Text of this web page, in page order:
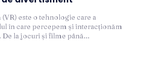
(VR) este o tehnologie care a
în care percepem și interacționăm
De la jocuri și filme până...